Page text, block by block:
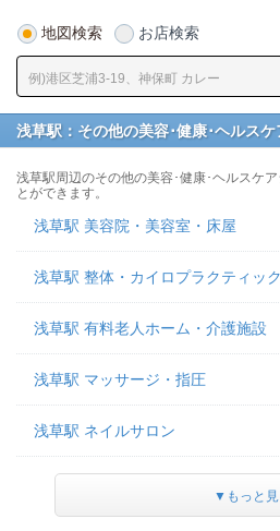
地図検索 お店検索
浅草駅：その他の美容･健康･ヘルスケ
浅草駅周辺のその他の美容･健康･ヘルスケ
とができます。
浅草駅 美容院・美容室・床屋
浅草駅 整体・カイロプラクティック
浅草駅 有料老人ホーム・介護施設
浅草駅 マッサージ・指圧
浅草駅 ネイルサロン
▼もっと見